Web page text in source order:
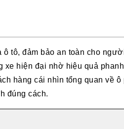
ô tô, đảm bảo an toàn cho
hiện đại nhờ hiệu quả
hàng cái nhìn tổng quan về
đúng cách.